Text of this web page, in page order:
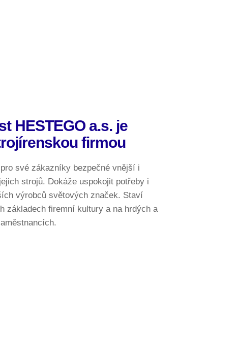
HESTEGO a.s. je
firmou
své zákazníky bezpečné vnější i
strojů. Dokáže uspokojit potřeby i
výrobců světových značek. Staví
základech firemní kultury a na hrdých a